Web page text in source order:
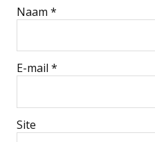
Naam *
E-mail *
Site